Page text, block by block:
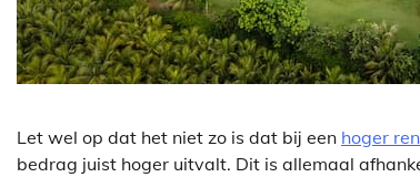
Let wel op dat het niet zo is dat bij een hoger
bedrag juist hoger uitvalt. Dit is allemaal